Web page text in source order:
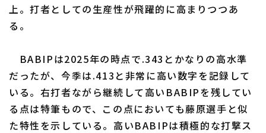
上。打者としての生産性が飛躍的に高まりつつあ
る。
BABIPは2025年の時点で.343とかなりの高水準
だったが、今季は.413と非常に高い数字を記録して
いる。右打者ながら継続して高いBABIPを残してい
る点は特筆もので、この点においても藤原選手と似
た特性を示している。高いBABIPは積極的な打撃ス